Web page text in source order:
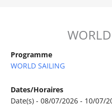
Programme
WORLD SAILING
Dates/Horaires
Date(s) - 08/07/2026 - 10/07/